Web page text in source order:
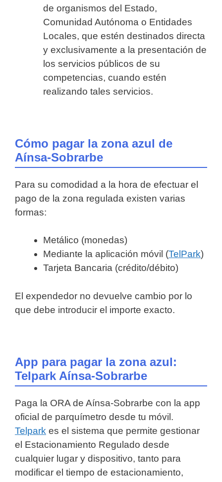
de organismos del Estado,
Comunidad Autónoma o Entidades
Locales, que estén destinados directa
y exclusivamente a la presentación de
los servicios públicos de su
competencias, cuando estén
realizando tales servicios.
Cómo pagar la zona azul de
Aínsa-Sobrarbe
Para su comodidad a la hora de efectuar el
pago de la zona regulada existen varias
formas:
Metálico (monedas)
Mediante la aplicación móvil (TelPark)
Tarjeta Bancaria (crédito/débito)
El expendedor no devuelve cambio por lo
que debe introducir el importe exacto.
App para pagar la zona azul:
Telpark Aínsa-Sobrarbe
Paga la ORA de Aínsa-Sobrarbe con la app
oficial de parquímetro desde tu móvil.
Telpark es el sistema que permite gestionar
el Estacionamiento Regulado desde
cualquier lugar y dispositivo, tanto para
modificar el tiempo de estacionamiento,